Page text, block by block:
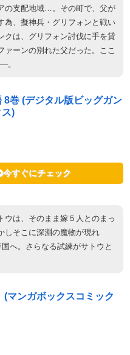
の支配地域…。その町で、父が
為、擬神兵・グリフォンと戦い
クは、グリフォン討伐に手を貸
ーンの別れた父だった。ここ
。
8巻 (デジタル版ビッグガン
ス)
今すぐにチェック
ウは、そのまま嫁５人とのまっ
しそこに深淵の魔物が現れ
へ。さらなる試練がサトウと
(マンガボックスコミック